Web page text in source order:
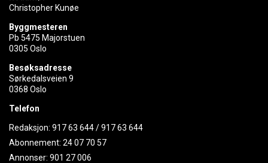
Christopher Kunøe
Byggmesteren
Pb 5475 Majorstuen
0305 Oslo
Besøksadresse
Sørkedalsveien 9
0368 Oslo
Telefon
Redaksjon: 917 63 644/917 63 644
Abonnement: 24 07 70 57
Annonser: 901 27 006